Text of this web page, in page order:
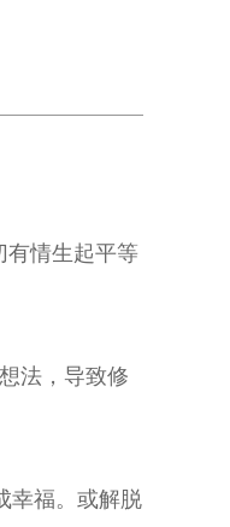
有情生起平等
法，导致修
幸福。或解脱